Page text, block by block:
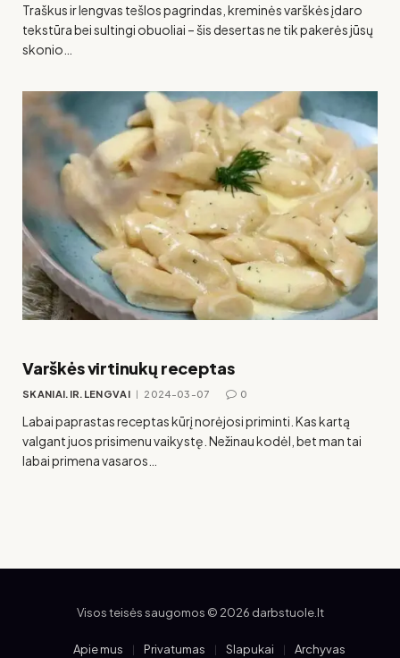
Traškus ir lengvas tešlos pagrindas, kreminės varškės įdaro
tekstūra bei sultingi obuoliai – šis desertas ne tik pakerės jūsų
skonio…
Varškės virtinukų receptas
SKANIAI.IR.LENGVAI 2024-03-07 0
Labai paprastas receptas kūrį norėjosi priminti. Kas kartą
valgant juos prisimenu vaikystę. Nežinau kodėl, bet man tai
labai primena vasaros…
Visos teisės saugomos © 2026 darbstuole.lt
Apie mus Privatumas Slapukai Archyvas